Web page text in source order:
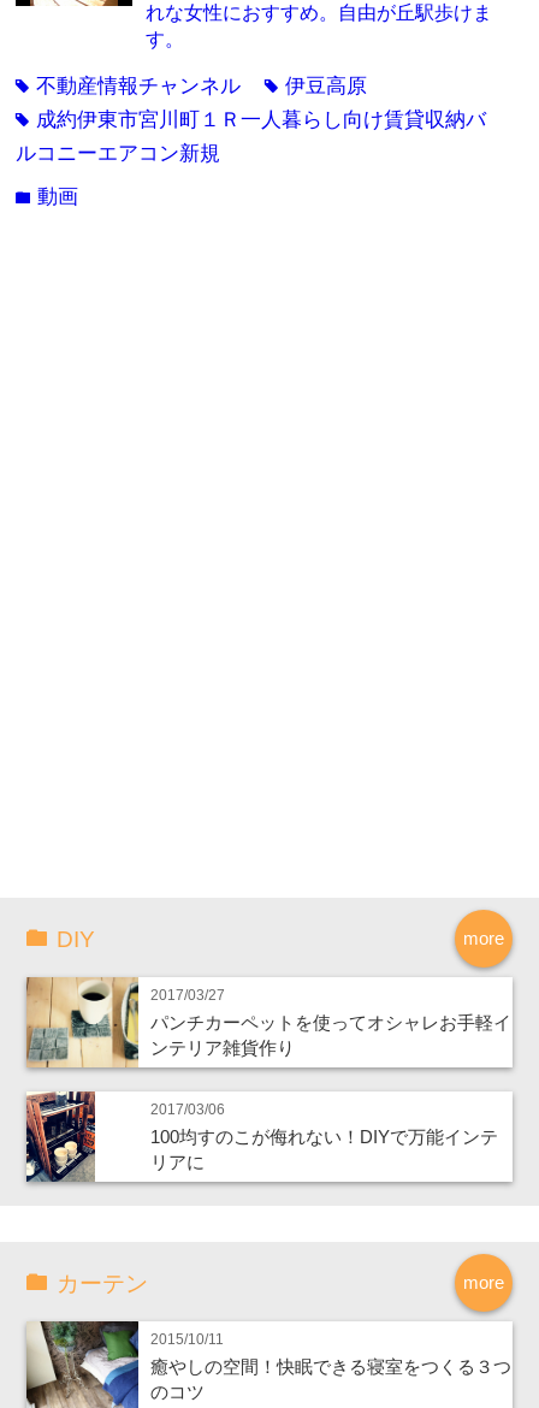
れな女性におすすめ。自由が丘駅歩けま
す。
tag不動産情報チャンネル tag伊豆高原
tag 成約伊東市宮川町１Ｒ一人暮らし向け賃貸収納バ
ルコニーエアコン新規
folder動画
more
DIY
2017/03/27
パンチカーペットを使ってオシャレお手軽イ
ンテリア雑貨作り
2017/03/06
100均すのこが侮れない！DIYで万能インテ
リアに
more
カーテン
2015/10/11
癒やしの空間！快眠できる寝室をつくる３つ
のコツ